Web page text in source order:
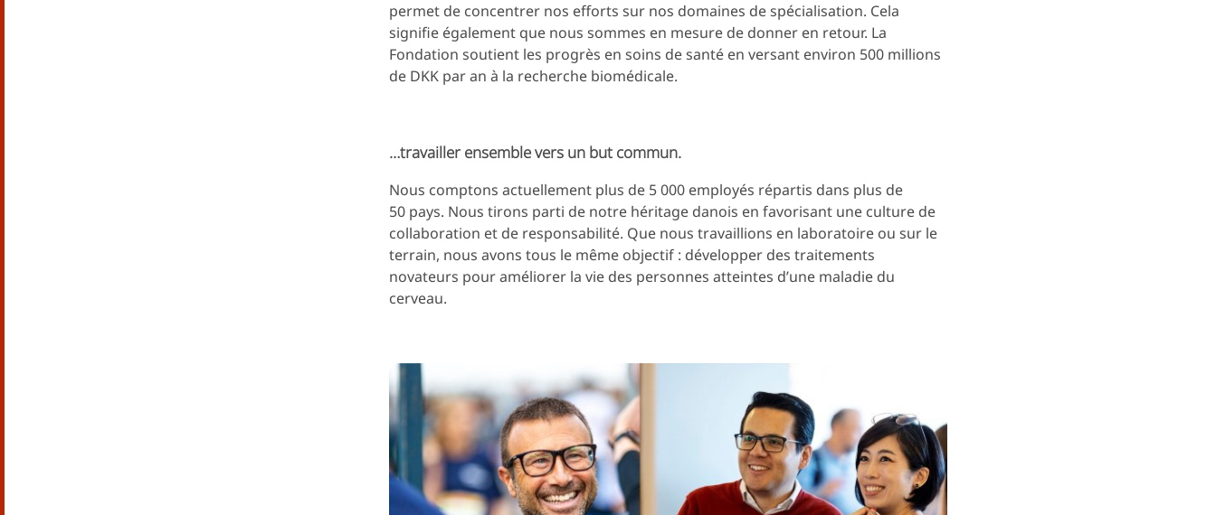
permet de concentrer nos efforts sur nos domaines de spécialisation. Cela
signifie également que nous sommes en mesure de donner en retour. La
Fondation soutient les progrès en soins de santé en versant environ 500 millions
de DKK par an à la recherche biomédicale.
…travailler ensemble vers un but commun.
Nous comptons actuellement plus de 5 000 employés répartis dans plus de
50 pays. Nous tirons parti de notre héritage danois en favorisant une culture de
collaboration et de responsabilité. Que nous travaillions en laboratoire ou sur le
terrain, nous avons tous le même objectif : développer des traitements
novateurs pour améliorer la vie des personnes atteintes d’une maladie du
cerveau.